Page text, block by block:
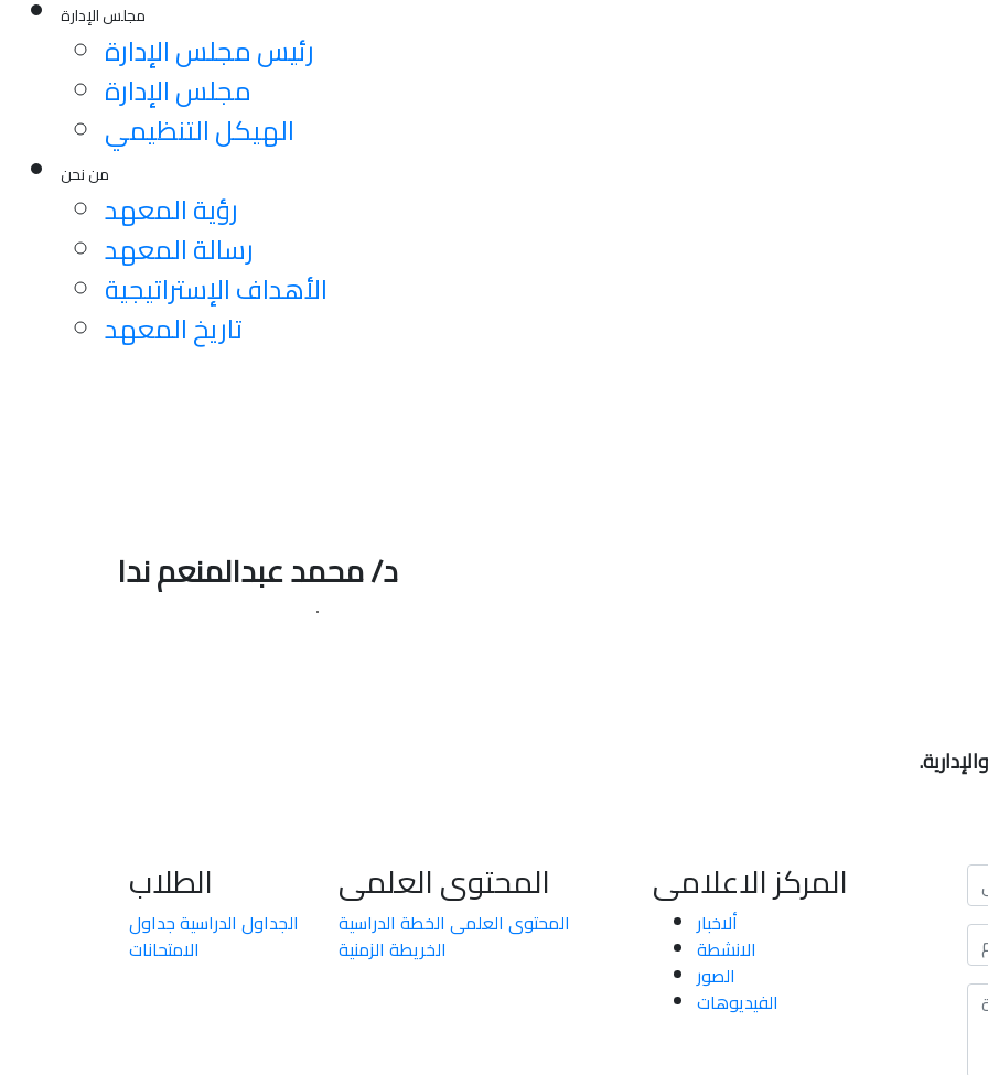
مجلس الإدارة
رئيس مجلس الإدارة
مجلس الإدارة
الهيكل التنظيمي
من نحن
رؤية المعهد
رسالة المعهد
الأهداف الإستراتيجية
تاريخ المعهد
د/ محمد عبدالمنعم ندا
الطلاب
الجداول الدراسيةجداول
الامتحانات
المحتوى العلمى
المحتوى العلمى الخطة الدراسية
الخريطة الزمنية
المركز الاعلامى
ألاخبار
الانشطة
الصور
الفيديوهات